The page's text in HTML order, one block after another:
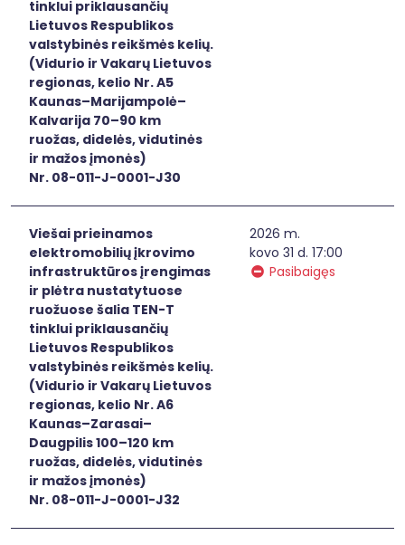
tinklui priklausančių
Lietuvos Respublikos
valstybinės reikšmės kelių.
(Vidurio ir Vakarų Lietuvos
regionas, kelio Nr. A5
Kaunas–Marijampolė–
Kalvarija 70–90 km
ruožas, didelės, vidutinės
ir mažos įmonės)
Nr. 08-011-J-0001-J30
Viešai prieinamos
elektromobilių įkrovimo
infrastruktūros įrengimas
ir plėtra nustatytuose
ruožuose šalia TEN-T
tinklui priklausančių
Lietuvos Respublikos
valstybinės reikšmės kelių.
(Vidurio ir Vakarų Lietuvos
regionas, kelio Nr. A6
Kaunas–Zarasai–
Daugpilis 100–120 km
ruožas, didelės, vidutinės
ir mažos įmonės)
Nr. 08-011-J-0001-J32
2026 m.
kovo 31 d. 17:00
Pasibaigęs